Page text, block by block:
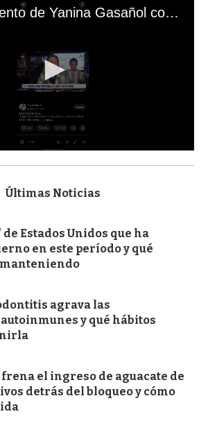
El mal momento de Yanina Gasañol con un hincha argentino en "Subrayado"
Últimas Noticias
Estados Unidos que ha
en este período y qué
manteniendo
agrava las
y qué hábitos
frena el ingreso de aguacate de
detrás del bloqueo y cómo